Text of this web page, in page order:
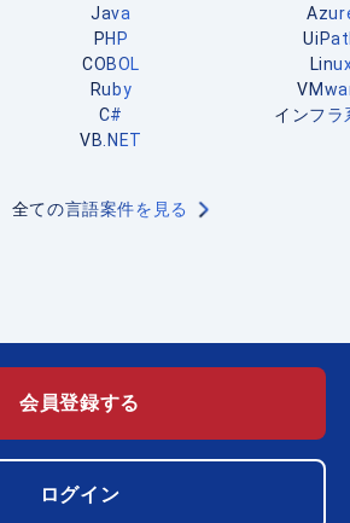
Java
PHP
COBOL
Ruby
C#
VB.NET
全ての言語案件を見る
インフラ
会員登録する
ログイン